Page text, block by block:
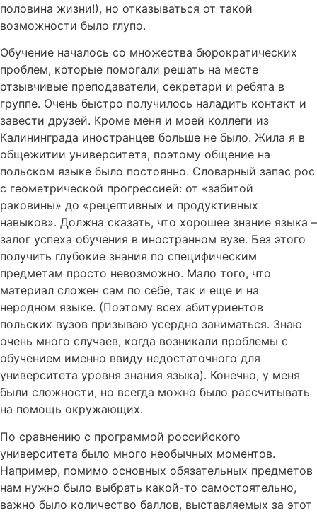
половина жизни!), но отказываться от такой
возможности было глупо.
Обучение началось со множества бюрократических
проблем, которые помогали решать на месте
отзывчивые преподаватели, секретари и ребята в
группе. Очень быстро получилось наладить контакт и
завести друзей. Кроме меня и моей коллеги из
Калининграда иностранцев больше не было. Жила я в
общежитии университета, поэтому общение на
польском языке было постоянно. Словарный запас рос
с геометрической прогрессией: от «забитой
раковины» до «рецептивных и продуктивных
навыков». Должна сказать, что хорошее знание языка –
залог успеха обучения в иностранном вузе. Без этого
получить глубокие знания по специфическим
предметам просто невозможно. Мало того, что
материал сложен сам по себе, так и еще и на
неродном языке. (Поэтому всех абитуриентов
польских вузов призываю усердно заниматься. Знаю
очень много случаев, когда возникали проблемы с
обучением именно ввиду недостаточного для
университета уровня знания языка). Конечно, у меня
были сложности, но всегда можно было рассчитывать
на помощь окружающих.
По сравнению с программой российского
университета было много необычных моментов.
Например, помимо основных обязательных предметов
нам нужно было выбрать какой-то самостоятельно,
важно было количество баллов, выставляемых за этот